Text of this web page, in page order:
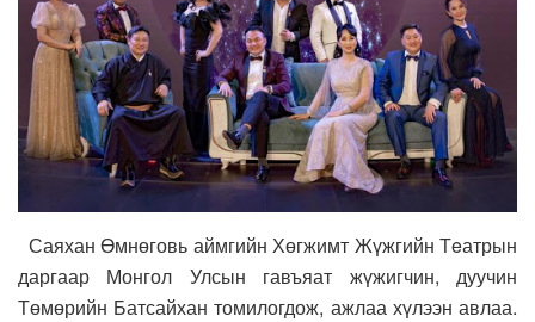
Саяхан Өмнөговь аймгийн Хөгжимт Жүжгийн Тeатрын
даргаар Монгол Улсын гавъяат жүжигчин, дуучин
Төмөрийн Батсайхан томилогдож, ажлаа хүлээн авлаа.